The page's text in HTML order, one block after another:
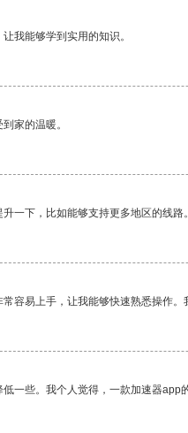
我能够学到实用的知识。
家的温暖。
一下，比如能够支持更多地区的线路。
容易上手，让我能够快速熟悉操作。
一些。我个人觉得，一款加速器app